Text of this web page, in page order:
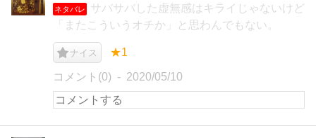
ネタバレ
サバサバした虚無感はキライじゃないけど
「またこういうオチか」と思わんでもない。
ナイス ★1
コメント(0) 2020/05/10